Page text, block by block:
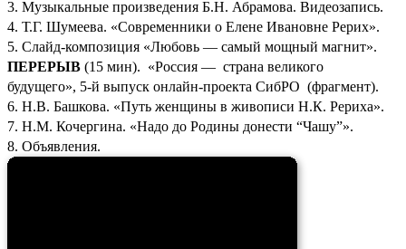
3. Музыкальные произведения Б.Н. Абрамова. Видеозапись.
4. Т.Г. Шумеева. «Современники о Елене Ивановне Рерих».
5. Слайд-композиция «Любовь — самый мощный магнит».
ПЕРЕРЫВ (15 мин). «Россия — страна великого
будущего», 5-й выпуск онлайн-проекта СибРО (фрагмент).
6. Н.В. Башкова. «Путь женщины в живописи Н.К. Рериха».
7. Н.М. Кочергина. «Надо до Родины донести “Чашу”».
8. Объявления.